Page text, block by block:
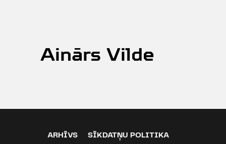
Ainārs Vilde
ARHĪVS SĪKDATŅU POLITIKA